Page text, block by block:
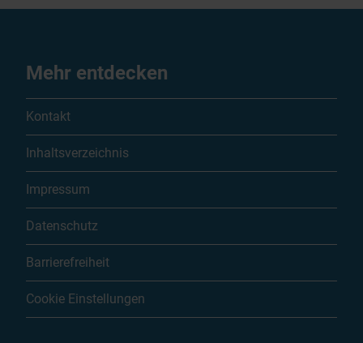
Mehr entdecken
Kontakt
Inhaltsverzeichnis
Impressum
Datenschutz
Barrierefreiheit
Cookie Einstellungen